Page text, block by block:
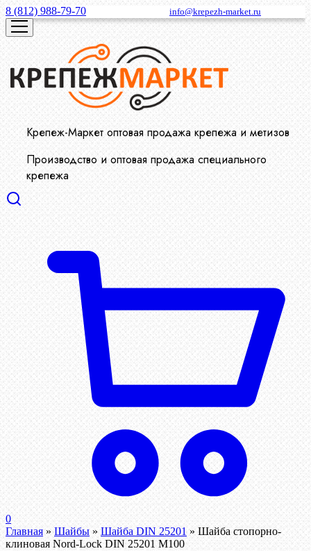
8 (812) 988-79-70 info@krepezh-market.ru
Крепеж-Маркет оптовая продажа крепежа и метизов
Производство и оптовая продажа специального
крепежа
0
Главная » Шайбы » Шайба DIN 25201 » Шайба стопорно-
клиновая Nord-Lock DIN 25201 М100